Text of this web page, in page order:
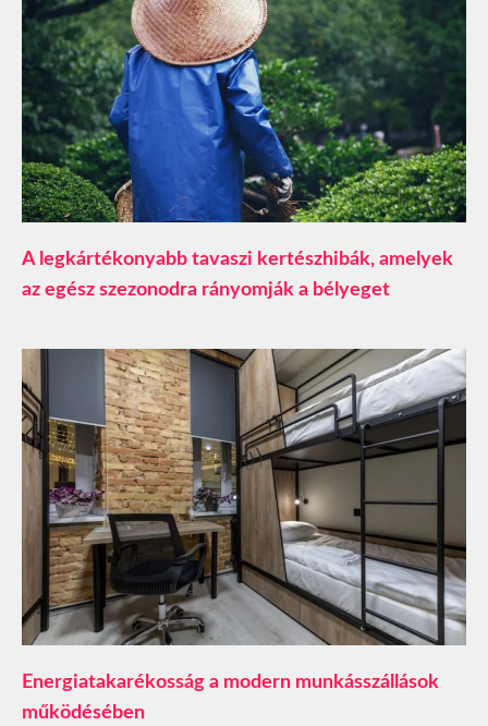
A legkártékonyabb tavaszi kertészhibák, amelyek
az egész szezonodra rányomják a bélyeget
​Energiatakarékosság a modern munkásszállások
működésében